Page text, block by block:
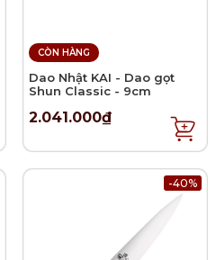
CÒN HÀNG
Dao Nhật KAI - Dao gọt
Shun Classic - 9cm
2.041.000₫
-40%